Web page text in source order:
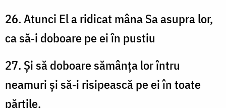
26. Atunci El a ridicat mâna Sa asupra lor,
ca să‑i doboare pe ei în pustiu
27. Și să doboare sămânța lor întru
neamuri și să‑i risipească pe ei în toate
părțile.